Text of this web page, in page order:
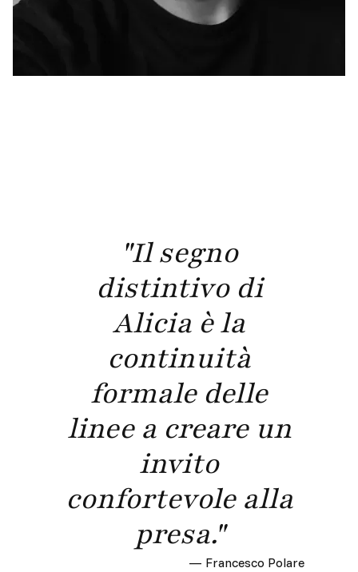
"Il segno
distintivo di
Alicia è la
continuità
formale delle
linee a creare un
invito
confortevole alla
presa."
— Francesco Polare